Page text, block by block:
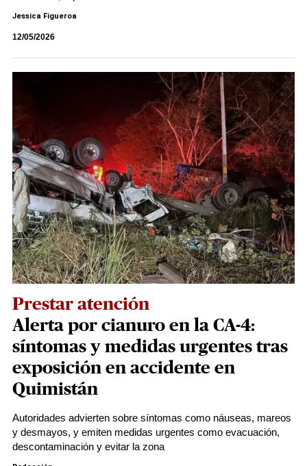
Jessica Figueroa
12/05/2026
Prestar atención
Alerta por cianuro en la CA-4:
síntomas y medidas urgentes tras
exposición en accidente en
Quimistán
Autoridades advierten sobre síntomas como náuseas, mareos
y desmayos, y emiten medidas urgentes como evacuación,
descontaminación y evitar la zona